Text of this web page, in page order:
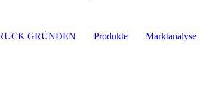
GRÜNDEN Produkte Marktanalyse